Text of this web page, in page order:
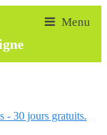
- 30 jours gratuits.